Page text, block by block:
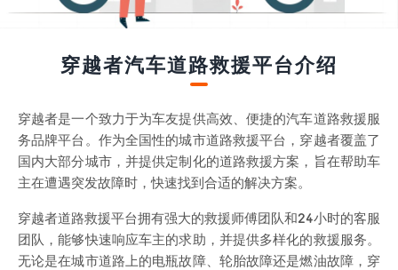
穿越者汽车道路救援平台介绍
穿越者是一个致力于为车友提供高效、便捷的汽车道路救援服
务品牌平台。作为全国性的城市道路救援平台，穿越者覆盖了
国内大部分城市，并提供定制化的道路救援方案，旨在帮助车
主在遭遇突发故障时，快速找到合适的解决方案。
穿越者道路救援平台拥有强大的救援师傅团队和24小时的客服
团队，能够快速响应车主的求助，并提供多样化的救援服务。
无论是在城市道路上的电瓶故障、轮胎故障还是燃油故障，穿